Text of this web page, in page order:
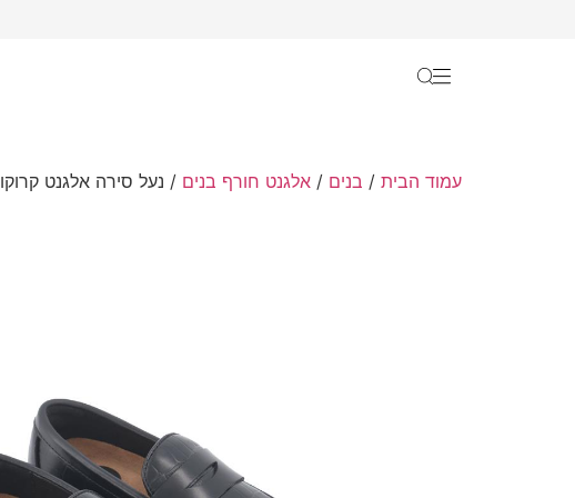
עמוד הבית / בנים / אלגנט חורף בנים / נעל סירה אלגנט קרוקו